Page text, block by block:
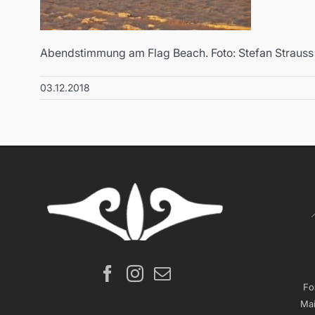
Abendstimmung am Flag Beach. Foto: Stefan Strauss
03.12.2018